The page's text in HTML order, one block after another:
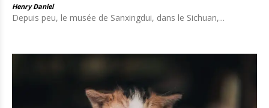
Henry Daniel
Depuis peu, le musée de Sanxingdui, dans le Sichuan,...